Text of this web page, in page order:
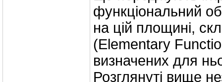
функціональний
на цій площині,
(Elementary
визначених для
Розглянуті вище